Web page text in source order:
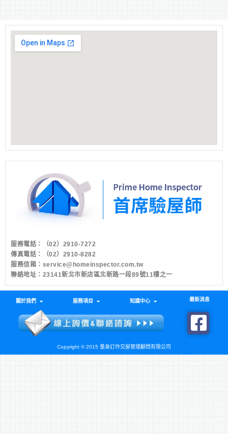
服務電話：
（02）2910-7272
傳真電話：（02）2910-8282
服務信箱： service@homeinspector.com.tw
聯絡地址：23141新北市新店區北新路一段89號11樓之一
關於我們 服務項目 知識中心 最新消息
Copyright © 2015 量身訂作交屋管理顧問有限公司